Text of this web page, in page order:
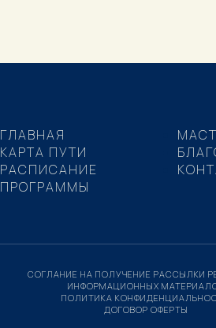
ГЛАВНАЯ
КАРТА ПУТИ
РАСПИСАНИЕ
ПРОГРАММЫ
СОГЛАНИЕ НА ПОЛУЧЕНИЕ РАССЫЛКИ
ИНФОРМАЦИОННЫХ
ПОЛИТИКА
ДОГОВОР ОФЕРТЫ